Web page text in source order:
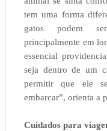
tem uma forma
gatos podem
principalmente em
essencial
seja dentro de um
permitir que ele
embarcar”, orienta a
Cuidados para